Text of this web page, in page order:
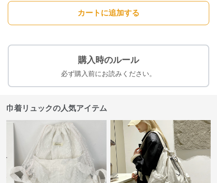
カートに追加する
購入時のルール
必ず購入前にお読みください。
巾着リュックの人気アイテム